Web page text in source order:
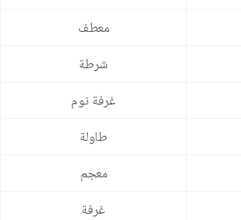
معطف
شرطة
غرفة نوم
طاولة
معجم
غرفة